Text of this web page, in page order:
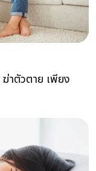
าตัวตาย เพียง